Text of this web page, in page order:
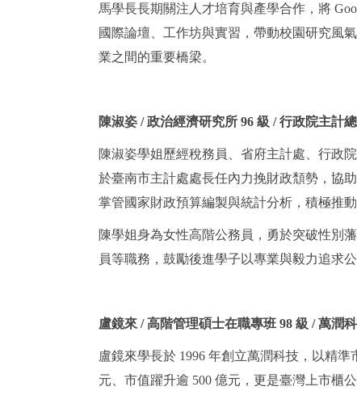
馬學長長期關注人才培育與產學合作，將
國際論壇、工作坊與實習，帶動校園研究風
業之間的重要橋梁。
陳淑姿 / 政治經濟研究所 96 級 / 行政院主計
陳淑姿學姐歷經稅務員、省府主計處、行政
於臺南市主計處處長任內力挽財政頹勢，協
掌管國家財政預算編製與統計分析，積極推
陳學姐身為女性高階公務員，勇於突破性別
員等職務，鼓勵後進學子以專業與毅力追求
盧鏡來 / 高階管理碩士在職專班 98 級 / 萬潤
盧鏡來學長於 1996 年創立萬潤科技，以精
元、市值躍升逾 500 億元，更是臺灣上市櫃